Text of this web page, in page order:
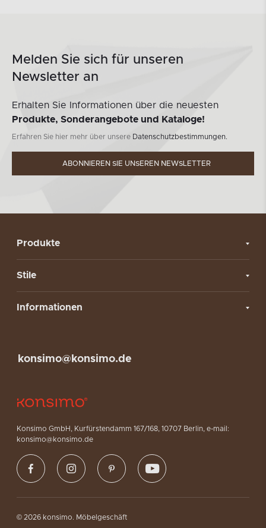
Melden Sie sich für unseren
Newsletter an
Erhalten Sie Informationen über die neuesten
Produkte, Sonderangebote und Kataloge!
Erfahren Sie hier mehr über unsere Datenschutzbestimmungen.
ABONNIEREN SIE UNSEREN NEWSLETTER
Produkte
Stile
Informationen
Konsimo GmbH, Kurfürstendamm 167/168, 10707 Berlin, e-mail:
konsimo@konsimo.de
konsimo@konsimo.de
© 2026 konsimo. Möbelgeschäft